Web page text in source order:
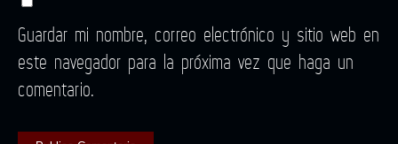
Guardar mi nombre, correo electrónico y sitio web en
este navegador para la próxima vez que haga un
comentario.